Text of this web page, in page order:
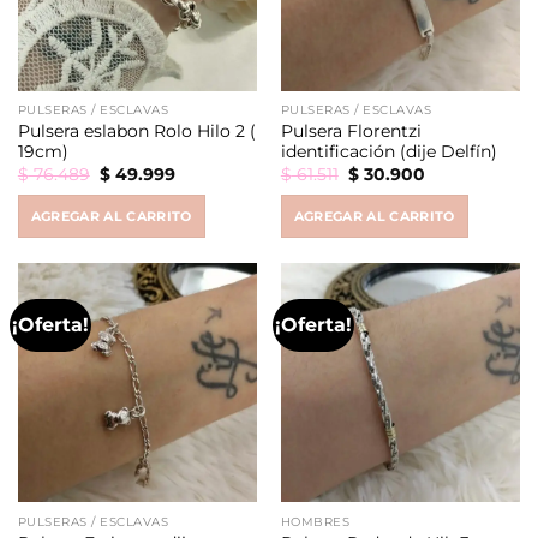
PULSERAS / ESCLAVAS
Pulsera eslabon Rolo Hilo 2 (
19cm)
$76.489 Original
price
$ 76.489.
$49.999Current
$ 49.999.
AGREGAR AL CARRITO
PULSERAS / ESCLAVAS
Pulsera Florentzi
identificación (dije Delfín)
$61.511 Original
price
$ 61.511.
$30.900Current
$ 30.900.
AGREGAR AL CARRITO
¡Oferta!
PULSERAS / ESCLAVAS
¡Oferta!
HOMBRES